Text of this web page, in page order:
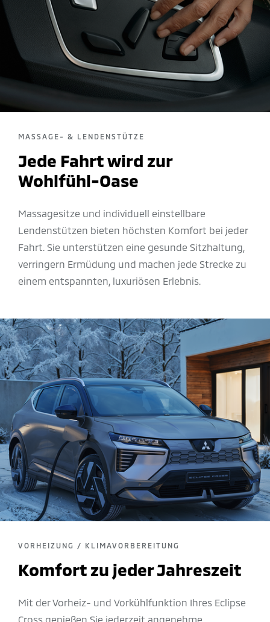
MASSAGE- & LENDENSTÜTZE
Jede Fahrt wird zur
Wohlfühl-Oase
Massagesitze und individuell einstellbare
Lendenstützen bieten höchsten Komfort bei jeder
Fahrt. Sie unterstützen eine gesunde Sitzhaltung,
verringern Ermüdung und machen jede Strecke zu
einem entspannten, luxuriösen Erlebnis.
VORHEIZUNG / KLIMAVORBEREITUNG
Komfort zu jeder Jahreszeit
Mit der Vorheiz- und Vorkühlfunktion Ihres Eclipse
Cross genießen Sie jederzeit angenehme